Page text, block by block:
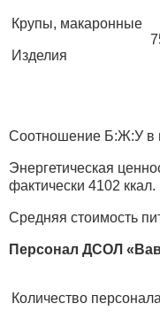
Крупы, макаронные
Изделия
Соотношение Б:Ж:У в
Энергетическая
фактически 4102 ккал.
Средняя стоимость
Персонал ДСОЛ
Количество персонала